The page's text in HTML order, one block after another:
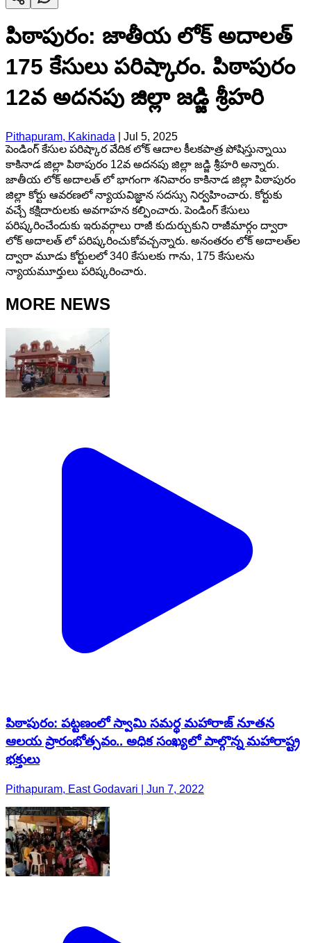
పిఠాపురం: జాతీయ లోక్ అదాలత్
175 కేసులు పరిష్కారం. పిఠాపురం
12వ అదనపు జిల్లా జడ్జి శ్రీహరి
Pithapuram, Kakinada
Jul 5, 2025
పెండింగ్ కేసుల పరిష్కార వేదిక లోక్ ఆదాల కీలకపాత్ర పోషిస్తున్నాయి
కాకినాడ జిల్లా పిఠాపురం 12వ అదనపు జిల్లా జడ్జి శ్రీహరి అన్నారు.
జాతీయ లోక్ అదాలత్ లో భాగంగా శ‌నివారం కాకినాడ జిల్లా పిఠాపురం
జిల్లా కోర్టు ఆవరణలో న్యాయవిజ్ఞాన‌ సదస్సు నిర్వహించారు. కోర్టుకు
వచ్చే క‌క్షిదారులకు అవగాహన కల్పించారు. పెండింగ్ కేసులు
పరిష్కరించేందుకు ఇరువర్గాలు రాజీ కుదుర్చుకుని రాజీమార్గం ద్వారా
లోక్ అదాలత్ లో పరిష్కరించుకోవచ్చ‌న్నారు. అనంత‌రం లోక్ అదాల‌త్‌ల
ద్వారా మూడు కోర్టులలో 340 కేసులకు గాను, 175 కేసుల‌ను
న్యాయ‌మూర్తులు ప‌రిష్క‌రించారు.
MORE NEWS
పిఠాపురం: ప‌ట్ట‌ణంలో స్వామి సమర్థ మహారాజ్ నూతన
ఆలయ ప్రారంభోత్సవం.. అధిక సంఖ్యలో పాల్గొన్న మహారాష్ట్ర
భ‌క్తులు
Pithapuram, East Godavari | Jun 7, 2022